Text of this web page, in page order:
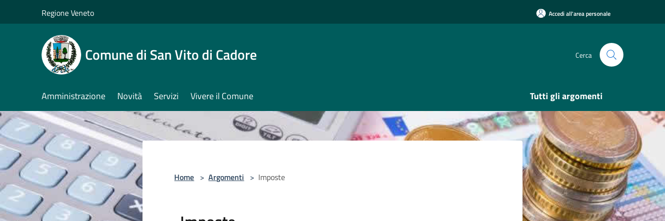
Regione Veneto Accedi all'area personale
Comune di San Vito di Cadore Cerca
Amministrazione Novità Servizi Vivere il Comune Tutti gli argomenti
Home > Argomenti > Imposte